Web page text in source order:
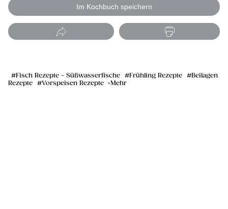
Im Kochbuch speichern
Fisch Rezepte - Süßwasserfische Frühling Rezepte
Beilagen
Rezepte
Vorspeisen Rezepte Mehr